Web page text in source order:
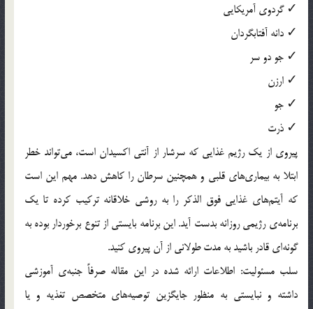
✓ گردوی آمریکایی
✓ دانه آفتابگردان
✓ جو دو سر
✓ ارزن
✓ جو
✓ ذرت
پیروی از یک رژیم غذایی که سرشار از آنتی اکسیدان است، می‌تواند خطر
ابتلا به بیماری‌های قلبی و همچنین سرطان را کاهش دهد. مهم این است
که آیتم‌های غذایی فوق الذکر را به روشی خلاقانه ترکیب کرده تا یک
برنامه‌ی رژیمی روزانه بدست آید. این برنامه بایستی از تنوع برخوردار بوده به
گونه‌ای قادر باشید به مدت طولانی از آن پیروی کنید.
سلب مسئولیت: اطلاعات ارائه شده در این مقاله صرفاً جنبه‌ی آموزشی
داشته و نبایستی به منظور جایگزین توصیه‌های متخصص تغذیه و یا